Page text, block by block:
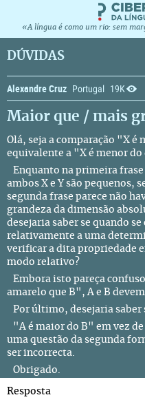
«A língua é como um rio: sem
DÚVIDAS
Alexandre Cruz Portugal 19K
Maior que / mais
Olá, seja a comparação "X é
equivalente a "X é menor do
Enquanto na primeira
ambos X e Y são pequenos,
segunda frase parece não
grandeza da dimensão
desejaria saber se quando
relativamente a uma
verificar a dita propriedade
modo relativo?
Embora isto pareça
amarelo que B", A e B
Por último, desejaria saber
"A é maior do B" em vez
uma questão da segunda
ser incorrecta.
Obrigado.
Resposta